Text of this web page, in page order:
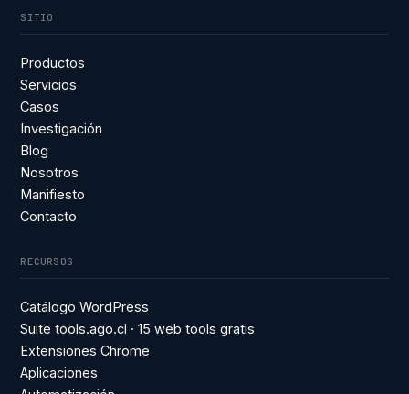
SITIO
Productos
Servicios
Casos
Investigación
Blog
Nosotros
Manifiesto
Contacto
RECURSOS
Catálogo WordPress
Suite tools.ago.cl · 15 web tools gratis
Extensiones Chrome
Aplicaciones